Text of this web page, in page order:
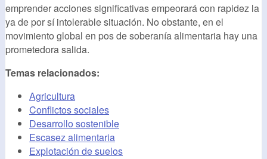
emprender acciones significativas empeorará con rapidez la
ya de por sí intolerable situación. No obstante, en el
movimiento global en pos de soberanía alimentaria hay una
prometedora salida.
Temas relacionados:
Agricultura
Conflictos sociales
Desarrollo sostenible
Escasez alimentaria
Explotación de suelos